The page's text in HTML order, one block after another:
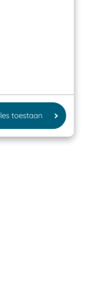
toestaan